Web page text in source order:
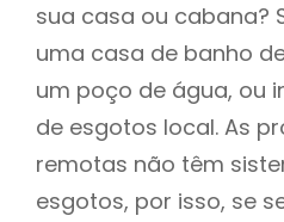
sua casa ou cabana?
uma casa de banho
um poço de água, ou
de esgotos local. As
remotas não têm
esgotos, por isso, se